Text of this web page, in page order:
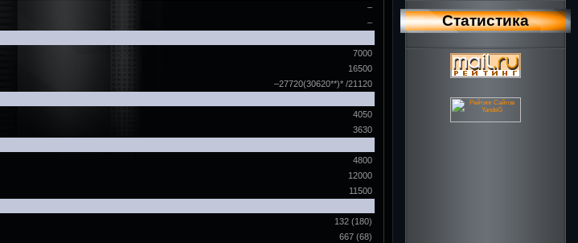
–
–
7000
16500
–27720(30620**)* /21120
4050
3630
4800
12000
11500
132 (180)
667 (68)
Статистика